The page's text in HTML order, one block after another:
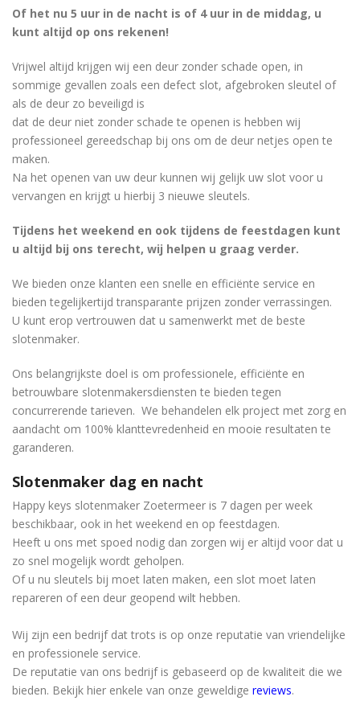
Of het nu 5 uur in de nacht is of 4 uur in de middag, u
kunt altijd op ons rekenen!
Vrijwel altijd krijgen wij een deur zonder schade open, in
sommige gevallen zoals een defect slot, afgebroken sleutel of
als de deur zo beveiligd is
dat de deur niet zonder schade te openen is hebben wij
professioneel gereedschap bij ons om de deur netjes open te
maken.
Na het openen van uw deur kunnen wij gelijk uw slot voor u
vervangen en krijgt u hierbij 3 nieuwe sleutels.
Tijdens het weekend en ook tijdens de feestdagen kunt
u altijd bij ons terecht, wij helpen u graag verder.
We bieden onze klanten een snelle en efficiënte service en
bieden tegelijkertijd transparante prijzen zonder verrassingen.
U kunt erop vertrouwen dat u samenwerkt met de beste
slotenmaker.
Ons belangrijkste doel is om professionele, efficiënte en
betrouwbare slotenmakersdiensten te bieden tegen
concurrerende tarieven. We behandelen elk project met zorg en
aandacht om 100% klanttevredenheid en mooie resultaten te
garanderen.
Slotenmaker dag en nacht
Happy keys slotenmaker Zoetermeer is 7 dagen per week
beschikbaar, ook in het weekend en op feestdagen.
Heeft u ons met spoed nodig dan zorgen wij er altijd voor dat u
zo snel mogelijk wordt geholpen.
Of u nu sleutels bij moet laten maken, een slot moet laten
repareren of een deur geopend wilt hebben.
Wij zijn een bedrijf dat trots is op onze reputatie van vriendelijke
en professionele service.
De reputatie van ons bedrijf is gebaseerd op de kwaliteit die we
bieden. Bekijk hier enkele van onze geweldige reviews.